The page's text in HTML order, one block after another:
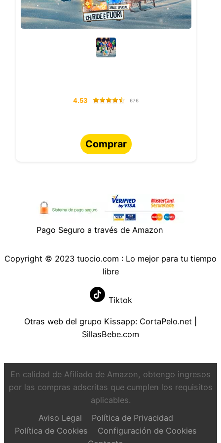
4.53 676
Comprar
Pago Seguro a través de Amazon
Copyright © 2023 tuocio.com : Lo mejor para tu tiempo
libre
Tiktok
Otras web del grupo Kissapp: CortaPelo.net
SillasBebe.com
En calidad de Afiliado de Amazon, obtengo ingresos
por las compras adscritas que cumplen los requisitos
aplicables.
Aviso Legal
Política de Privacidad
Política de Cookies
Configuración de Cookies